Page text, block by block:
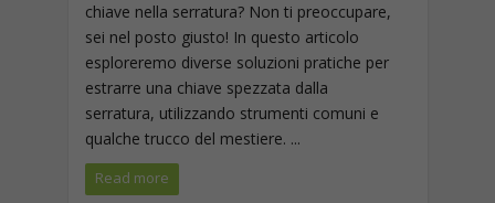
chiave nella serratura? Non ti preoccupare,
sei nel posto giusto! In questo articolo
esploreremo diverse soluzioni pratiche per
estrarre una chiave spezzata dalla
serratura, utilizzando strumenti comuni e
qualche trucco del mestiere. ...
Read more